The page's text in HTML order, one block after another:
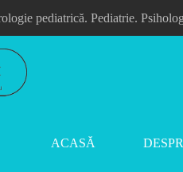
pediatrică. Pediatrie.
ACASĂ